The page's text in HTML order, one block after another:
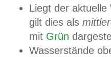
Liegt der
gilt dies als
mit Grün
Wasserstände